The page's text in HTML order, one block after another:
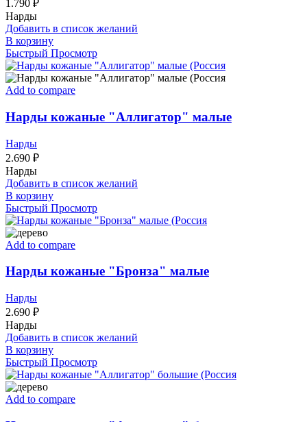
1.790 ₽
Нарды
Добавить в список желаний
В корзину
Быстрый Просмотр
Add to compare
Нарды кожаные "Аллигатор" малые
Нарды
2.690 ₽
Нарды
Добавить в список желаний
В корзину
Быстрый Просмотр
Add to compare
Нарды кожаные "Бронза" малые
Нарды
2.690 ₽
Нарды
Добавить в список желаний
В корзину
Быстрый Просмотр
Add to compare